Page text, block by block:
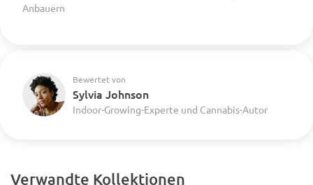
Anbauern
Bewertet von
Sylvia Johnson
Indoor-Growing-Experte und Cannabis-Autor
Verwandte Kollektionen